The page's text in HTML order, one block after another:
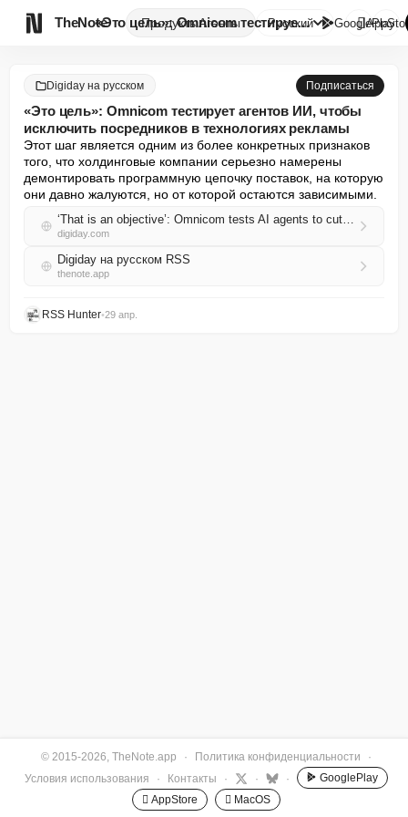
TheNote ПродуктыАгенты «Это цель»: Omnicom тестирует ...
Русский GooglePlay

Digiday на русском Подписаться
«Это цель»: Omnicom тестирует агентов ИИ, чтобы
исключить посредников в технологиях рекламы
Этот шаг является одним из более конкретных признаков
того, что холдинговые компании серьезно намерены
демонтировать программную цепочку поставок, на которую
они давно жалуются, но от которой остаются зависимыми.
‘That is an objective’: Omnicom tests AI agents to cut out the ad tech middlemen
digiday.com
Digiday на русском RSS
thenote.app
RSS Hunter•29 апр.
© 2015-2026, TheNote.app · Политика конфиденциальности
·
Условия использования
· Контакты · · ·
GooglePlay
 AppStore
 MacOS